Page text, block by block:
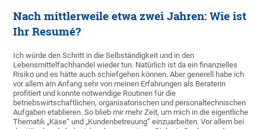
Nach mittlerweile etwa zwei Jahren: Wie ist
Ihr Resumé?
Ich würde den Schritt in die Selbständigkeit und in den
Lebensmittelfachhandel wieder tun. Natürlich ist da ein finanzielles
Risiko und es hätte auch schiefgehen können. Aber generell habe ich
vor allem am Anfang sehr von meinen Erfahrungen als Beraterin
profitiert und konnte notwendige Routinen für die
betriebswirtschaftlichen, organisatorischen und personaltechnischen
Aufgaben etablieren. So blieb mir mehr Zeit, um mich in die eigentliche
Thematik „Käse“ und „Kundenbetreuung“ einzuarbeiten. Vor allem bei